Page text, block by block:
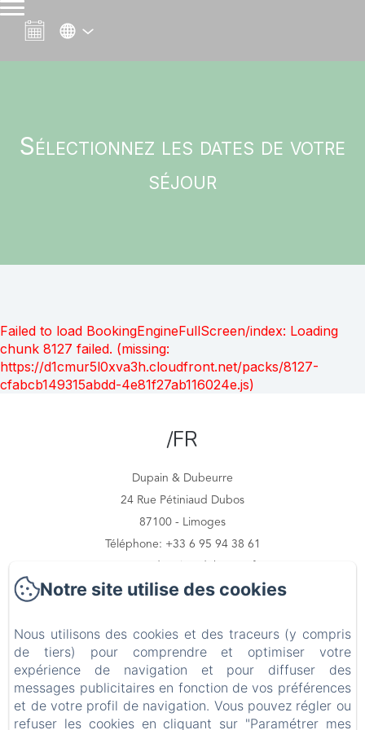
Sélectionnez les dates de votre
séjour
Failed to load BookingEngineFullScreen/index: Loading
chunk 8127 failed. (missing:
https://d1cmur5l0xva3h.cloudfront.net/packs/8127-
cfabcb149315abdd-4e81f27ab116024e.js)
/FR
Dupain & Dubeurre
24 Rue Pétiniaud Dubos
87100 - Limoges
Téléphone: +33 6 95 94 38 61
Accueil
Nos appartements
Les environs
Notre site utilise des cookies
Nous utilisons des cookies et des traceurs (y compris
de tiers) pour comprendre et optimiser votre
expérience de navigation et pour diffuser des
messages publicitaires en fonction de vos préférences
et de votre profil de navigation. Vous pouvez régler ou
refuser les cookies en cliquant sur "Paramétrer mes